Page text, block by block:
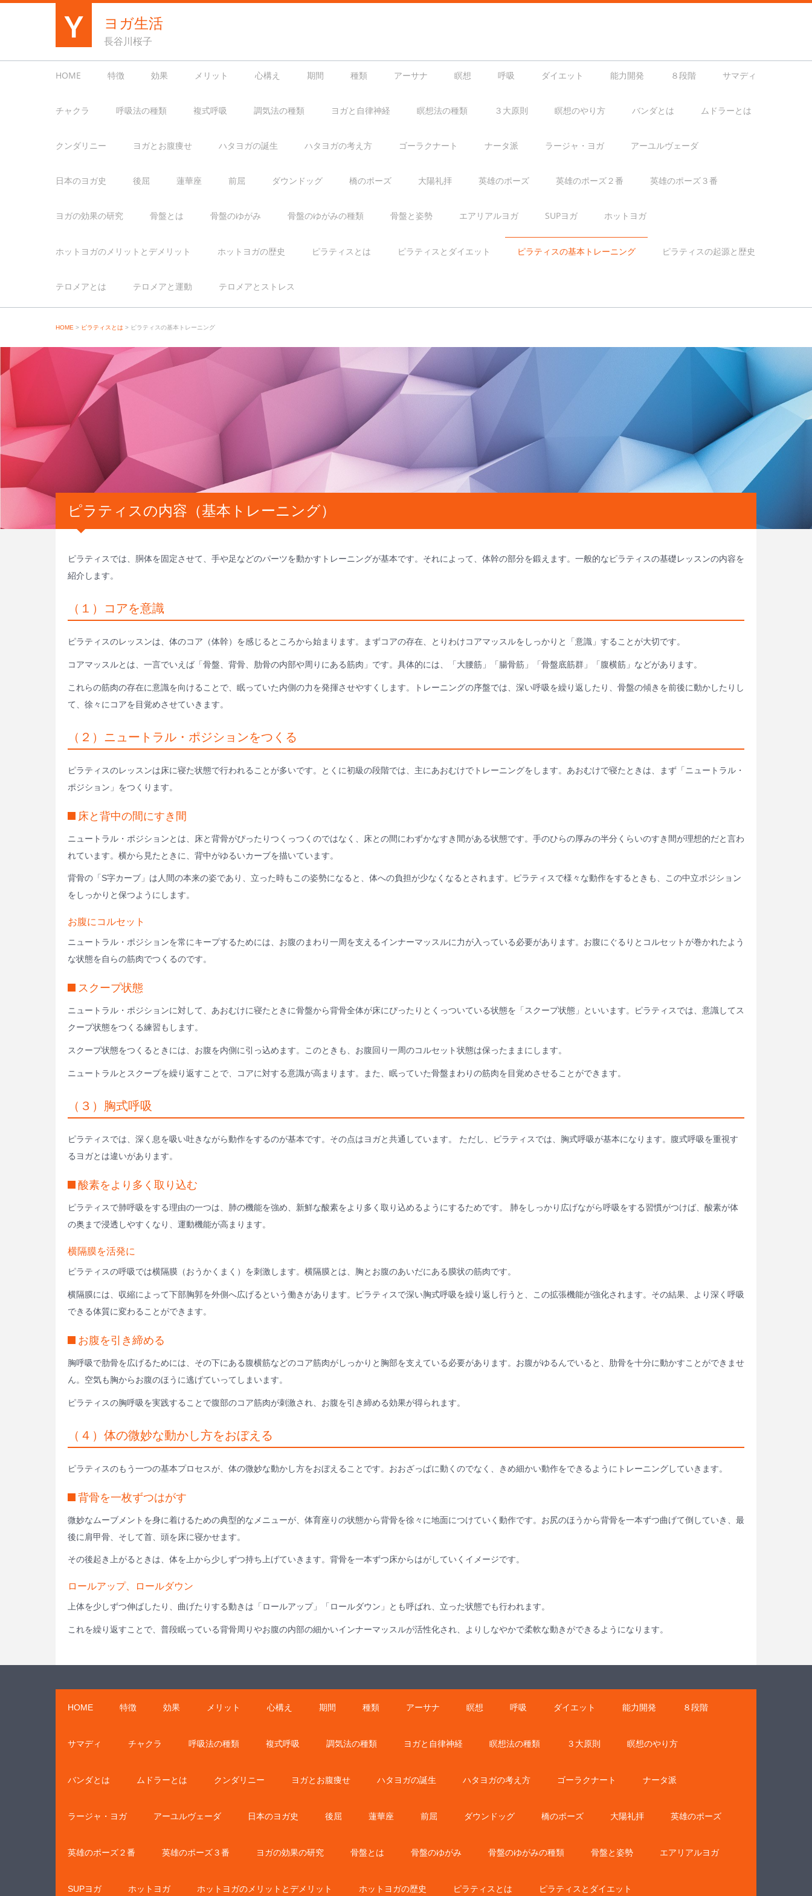
ヨガ生活
長谷川桜子
HOME 特徴 効果 メリット 心構え 期間 種類 アーサナ 瞑想 呼吸 ダイエット 能力開発 ８段階 サマディ
チャクラ 呼吸法の種類 複式呼吸 調気法の種類 ヨガと自律神経 瞑想法の種類 ３大原則 瞑想のやり方 バンダとは ムドラーとは
クンダリニー ヨガとお腹痩せ ハタヨガの誕生 ハタヨガの考え方 ゴーラクナート ナータ派 ラージャ・ヨガ アーユルヴェーダ
日本のヨガ史 後屈 蓮華座 前屈 ダウンドッグ 橋のポーズ 大陽礼拝 英雄のポーズ 英雄のポーズ２番 英雄のポーズ３番
ヨガの効果の研究 骨盤とは 骨盤のゆがみ 骨盤のゆがみの種類 骨盤と姿勢 エアリアルヨガ SUPヨガ ホットヨガ
ホットヨガのメリットとデメリット ホットヨガの歴史 ピラティスとは ピラティスとダイエット ピラティスの基本トレーニング ピラティスの起源と歴史
テロメアとは テロメアと運動 テロメアとストレス
HOME > ピラティスとは > ピラティスの基本トレーニング
ピラティスの内容（基本トレーニング）
ピラティスでは、胴体を固定させて、手や足などのパーツを動かすトレーニングが基本です。それによって、体幹の部分を鍛えます。一般的なピラティスの基礎レッスンの内容を
紹介します。
（１）コアを意識
ピラティスのレッスンは、体のコア（体幹）を感じるところから始まります。まずコアの存在、とりわけコアマッスルをしっかりと「意識」することが大切です。
コアマッスルとは、一言でいえば「骨盤、背骨、肋骨の内部や周りにある筋肉」です。具体的には、「大腰筋」「腸骨筋」「骨盤底筋群」「腹横筋」などがあります。
これらの筋肉の存在に意識を向けることで、眠っていた内側の力を発揮させやすくします。トレーニングの序盤では、深い呼吸を繰り返したり、骨盤の傾きを前後に動かしたりし
て、徐々にコアを目覚めさせていきます。
（２）ニュートラル・ポジションをつくる
ピラティスのレッスンは床に寝た状態で行われることが多いです。とくに初級の段階では、主にあおむけでトレーニングをします。あおむけで寝たときは、まず「ニュートラル・
ポジション」をつくります。
床と背中の間にすき間
ニュートラル・ポジションとは、床と背骨がぴったりつくっつくのではなく、床との間にわずかなすき間がある状態です。手のひらの厚みの半分くらいのすき間が理想的だと言わ
れています。横から見たときに、背中がゆるいカーブを描いています。
背骨の「S字カーブ」は人間の本来の姿であり、立った時もこの姿勢になると、体への負担が少なくなるとされます。ピラティスで様々な動作をするときも、この中立ポジション
をしっかりと保つようにします。
お腹にコルセット
ニュートラル・ポジションを常にキープするためには、お腹のまわり一周を支えるインナーマッスルに力が入っている必要があります。お腹にぐるりとコルセットが巻かれたよう
な状態を自らの筋肉でつくるのです。
スクープ状態
ニュートラル・ポジションに対して、あおむけに寝たときに骨盤から背骨全体が床にぴったりとくっついている状態を「スクープ状態」といいます。ピラティスでは、意識してス
クープ状態をつくる練習もします。
スクープ状態をつくるときには、お腹を内側に引っ込めます。このときも、お腹回り一周のコルセット状態は保ったままにします。
ニュートラルとスクープを繰り返すことで、コアに対する意識が高まります。また、眠っていた骨盤まわりの筋肉を目覚めさせることができます。
（３）胸式呼吸
ピラティスでは、深く息を吸い吐きながら動作をするのが基本です。その点はヨガと共通しています。 ただし、ピラティスでは、胸式呼吸が基本になります。腹式呼吸を重視す
るヨガとは違いがあります。
酸素をより多く取り込む
ピラティスで肺呼吸をする理由の一つは、肺の機能を強め、新鮮な酸素をより多く取り込めるようにするためです。 肺をしっかり広げながら呼吸をする習慣がつけば、酸素が体
の奥まで浸透しやすくなり、運動機能が高まります。
横隔膜を活発に
ピラティスの呼吸では横隔膜（おうかくまく）を刺激します。横隔膜とは、胸とお腹のあいだにある膜状の筋肉です。
横隔膜には、収縮によって下部胸郭を外側へ広げるという働きがあります。ピラティスで深い胸式呼吸を繰り返し行うと、この拡張機能が強化されます。その結果、より深く呼吸
できる体質に変わることができます。
お腹を引き締める
胸呼吸で肋骨を広げるためには、その下にある腹横筋などのコア筋肉がしっかりと胸部を支えている必要があります。お腹がゆるんでいると、肋骨を十分に動かすことができませ
ん。空気も胸からお腹のほうに逃げていってしまいます。
ピラティスの胸呼吸を実践することで腹部のコア筋肉が刺激され、お腹を引き締める効果が得られます。
（４）体の微妙な動かし方をおぼえる
ピラティスのもう一つの基本プロセスが、体の微妙な動かし方をおぼえることです。おおざっぱに動くのでなく、きめ細かい動作をできるようにトレーニングしていきます。
背骨を一枚ずつはがす
微妙なムーブメントを身に着けるための典型的なメニューが、体育座りの状態から背骨を徐々に地面につけていく動作です。お尻のほうから背骨を一本ずつ曲げて倒していき、最
後に肩甲骨、そして首、頭を床に寝かせます。
その後起き上がるときは、体を上から少しずつ持ち上げていきます。背骨を一本ずつ床からはがしていくイメージです。
ロールアップ、ロールダウン
上体を少しずつ伸ばしたり、曲げたりする動きは「ロールアップ」「ロールダウン」とも呼ばれ、立った状態でも行われます。
これを繰り返すことで、普段眠っている背骨周りやお腹の内部の細かいインナーマッスルが活性化され、よりしなやかで柔軟な動きができるようになります。
HOME 特徴 効果 メリット 心構え 期間 種類 アーサナ 瞑想 呼吸 ダイエット 能力開発 ８段階
サマディ チャクラ 呼吸法の種類 複式呼吸 調気法の種類 ヨガと自律神経 瞑想法の種類 ３大原則 瞑想のやり方
バンダとは ムドラーとは クンダリニー ヨガとお腹痩せ ハタヨガの誕生 ハタヨガの考え方 ゴーラクナート ナータ派
ラージャ・ヨガ アーユルヴェーダ 日本のヨガ史 後屈 蓮華座 前屈 ダウンドッグ 橋のポーズ 大陽礼拝 英雄のポーズ
英雄のポーズ２番 英雄のポーズ３番 ヨガの効果の研究 骨盤とは 骨盤のゆがみ 骨盤のゆがみの種類 骨盤と姿勢 エアリアルヨガ
SUPヨガ ホットヨガ ホットヨガのメリットとデメリット ホットヨガの歴史 ピラティスとは ピラティスとダイエット